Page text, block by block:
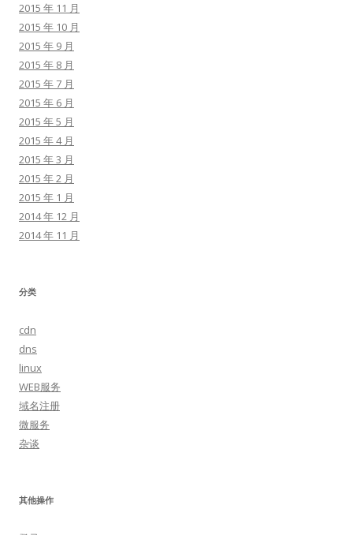
2015 年 11 月
2015 年 10 月
2015 年 9 月
2015 年 8 月
2015 年 7 月
2015 年 6 月
2015 年 5 月
2015 年 4 月
2015 年 3 月
2015 年 2 月
2015 年 1 月
2014 年 12 月
2014 年 11 月
分类
cdn
dns
linux
WEB服务
域名注册
微服务
杂谈
其他操作